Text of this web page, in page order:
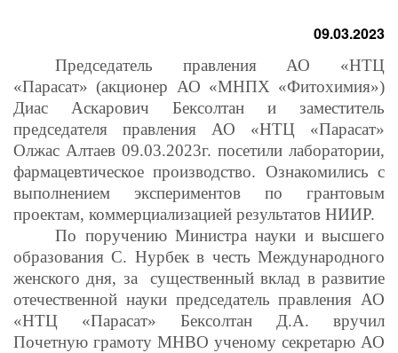
09.03.2023
Председатель правления АО «НТЦ
«Парасат» (акционер АО «МНПХ «Фитохимия»)
Диас Аскарович Бексолтан и заместитель
председателя правления АО «НТЦ «Парасат»
Олжас Алтаев 09.03.2023г. посетили лаборатории,
фармацевтическое производство. Ознакомились с
выполнением экспериментов по грантовым
проектам, коммерциализацией результатов НИИР.
По поручению Министра науки и высшего
образования С. Нурбек в честь Международного
женского дня, за существенный вклад в развитие
отечественной науки председатель правления АО
«НТЦ «Парасат» Бексолтан Д.А. вручил
Почетную грамоту МНВО ученому секретарю АО